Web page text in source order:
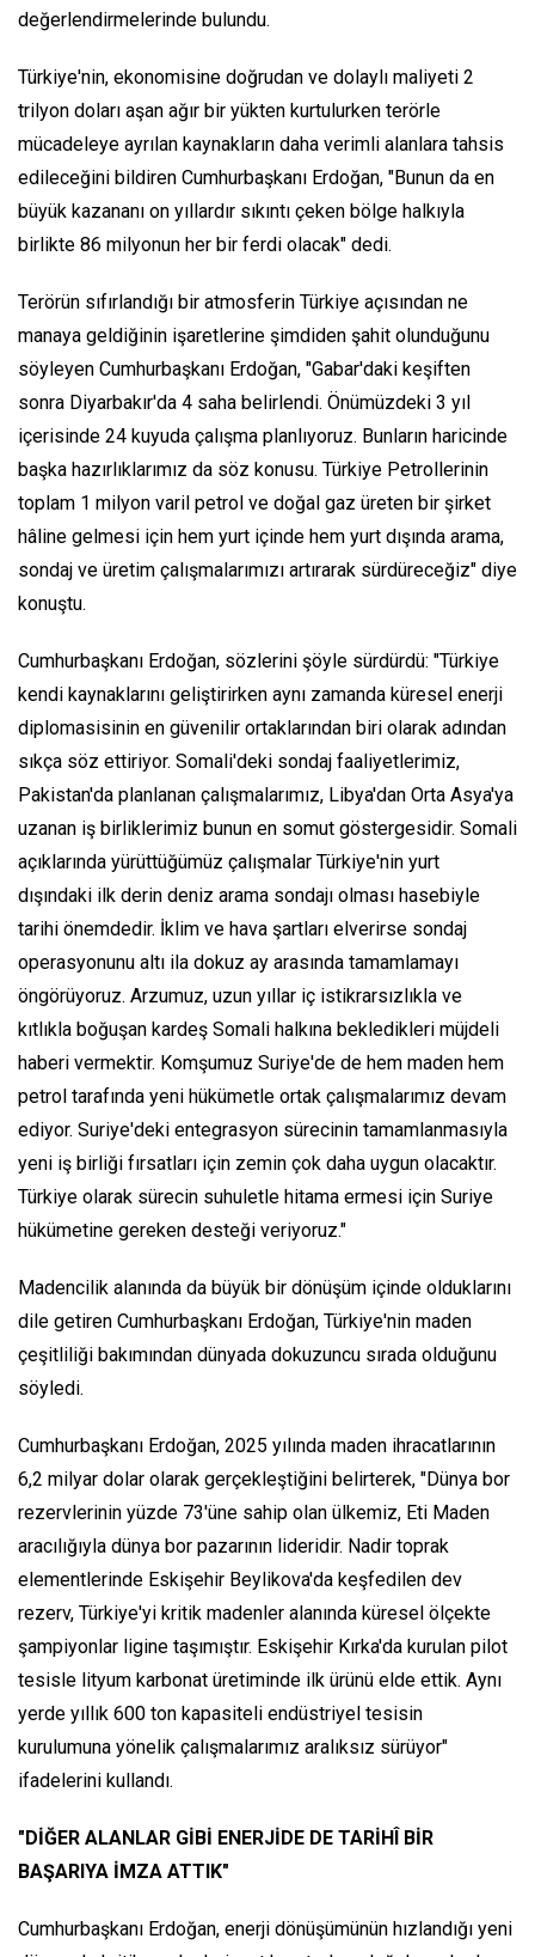
değerlendirmelerinde bulundu.
Türkiye'nin, ekonomisine doğrudan ve dolaylı maliyeti 2
trilyon doları aşan ağır bir yükten kurtulurken terörle
mücadeleye ayrılan kaynakların daha verimli alanlara tahsis
edileceğini bildiren Cumhurbaşkanı Erdoğan, "Bunun da en
büyük kazananı on yıllardır sıkıntı çeken bölge halkıyla
birlikte 86 milyonun her bir ferdi olacak" dedi.
Terörün sıfırlandığı bir atmosferin Türkiye açısından ne
manaya geldiğinin işaretlerine şimdiden şahit olunduğunu
söyleyen Cumhurbaşkanı Erdoğan, "Gabar'daki keşiften
sonra Diyarbakır'da 4 saha belirlendi. Önümüzdeki 3 yıl
içerisinde 24 kuyuda çalışma planlıyoruz. Bunların haricinde
başka hazırlıklarımız da söz konusu. Türkiye Petrollerinin
toplam 1 milyon varil petrol ve doğal gaz üreten bir şirket
hâline gelmesi için hem yurt içinde hem yurt dışında arama,
sondaj ve üretim çalışmalarımızı artırarak sürdüreceğiz" diye
konuştu.
Cumhurbaşkanı Erdoğan, sözlerini şöyle sürdürdü: "Türkiye
kendi kaynaklarını geliştirirken aynı zamanda küresel enerji
diplomasisinin en güvenilir ortaklarından biri olarak adından
sıkça söz ettiriyor. Somali'deki sondaj faaliyetlerimiz,
Pakistan'da planlanan çalışmalarımız, Libya'dan Orta Asya'ya
uzanan iş birliklerimiz bunun en somut göstergesidir. Somali
açıklarında yürüttüğümüz çalışmalar Türkiye'nin yurt
dışındaki ilk derin deniz arama sondajı olması hasebiyle
tarihi önemdedir. İklim ve hava şartları elverirse sondaj
operasyonunu altı ila dokuz ay arasında tamamlamayı
öngörüyoruz. Arzumuz, uzun yıllar iç istikrarsızlıkla ve
kıtlıkla boğuşan kardeş Somali halkına bekledikleri müjdeli
haberi vermektir. Komşumuz Suriye'de de hem maden hem
petrol tarafında yeni hükümetle ortak çalışmalarımız devam
ediyor. Suriye'deki entegrasyon sürecinin tamamlanmasıyla
yeni iş birliği fırsatları için zemin çok daha uygun olacaktır.
Türkiye olarak sürecin suhuletle hitama ermesi için Suriye
hükümetine gereken desteği veriyoruz."
Madencilik alanında da büyük bir dönüşüm içinde olduklarını
dile getiren Cumhurbaşkanı Erdoğan, Türkiye'nin maden
çeşitliliği bakımından dünyada dokuzuncu sırada olduğunu
söyledi.
Cumhurbaşkanı Erdoğan, 2025 yılında maden ihracatlarının
6,2 milyar dolar olarak gerçekleştiğini belirterek, "Dünya bor
rezervlerinin yüzde 73'üne sahip olan ülkemiz, Eti Maden
aracılığıyla dünya bor pazarının lideridir. Nadir toprak
elementlerinde Eskişehir Beylikova'da keşfedilen dev
rezerv, Türkiye'yi kritik madenler alanında küresel ölçekte
şampiyonlar ligine taşımıştır. Eskişehir Kırka'da kurulan pilot
tesisle lityum karbonat üretiminde ilk ürünü elde ettik. Aynı
yerde yıllık 600 ton kapasiteli endüstriyel tesisin
kurulumuna yönelik çalışmalarımız aralıksız sürüyor"
ifadelerini kullandı.
"DİĞER ALANLAR GİBİ ENERJİDE DE TARİHÎ BİR
BAŞARIYA İMZA ATTIK"
Cumhurbaşkanı Erdoğan, enerji dönüşümünün hızlandığı yeni